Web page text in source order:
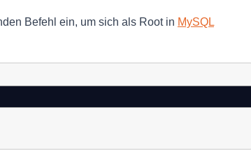
Befehl ein, um sich als Root in MySQL